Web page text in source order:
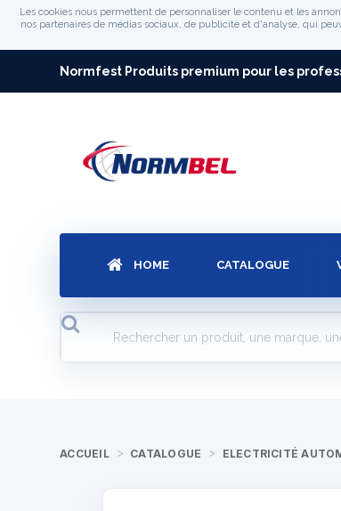
Les cookies nous permettent de personnaliser le contenu et les
nos partenaires de médias sociaux, de publicité et d'analyse, qui
Normfest Produits premium pour les
HOME CATALOGUE
ACCUEIL CATALOGUE ELECTRICITÉ